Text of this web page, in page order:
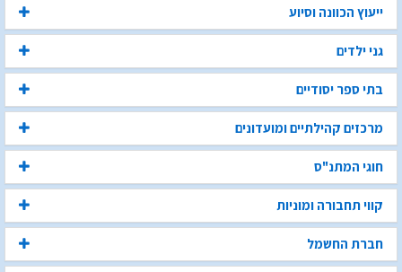
ייעוץ הכוונה וסיוע
גני ילדים
בתי ספר יסודיים
מרכזים קהילתיים ומועדונים
חוגי המתנ"ס
קווי תחבורה ומוניות
חברת החשמל